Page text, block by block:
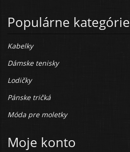
Populárne kategórie
Kabelky
Dámske tenisky
Lodičky
Pánske tričká
Móda pre moletky
Moje konto